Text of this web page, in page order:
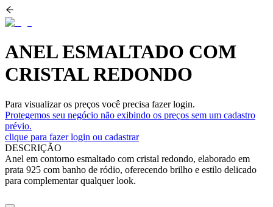
ANEL ESMALTADO COM
CRISTAL REDONDO
Para visualizar os preços você precisa fazer login.
Protegemos seu negócio não exibindo os preços sem um cadastro
prévio.
clique para fazer login ou cadastrar
DESCRIÇÃO
Anel em contorno esmaltado com cristal redondo, elaborado em
prata 925 com banho de ródio, oferecendo brilho e estilo delicado
para complementar qualquer look.